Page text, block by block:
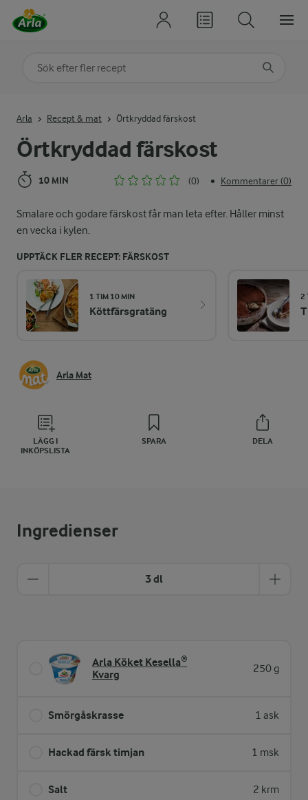
Örtkryddad färskost
10 MIN (0) • Kommentarer (0)
Smalare och godare färskost får man leta efter. Håller minst
en vecka i kylen.
UPPTÄCK FLER RECEPT: FÄRSKOST
1 TIM 10 MIN
Köttfärsgratäng
2
Arla Mat
LÄGG I
INKÖPSLISTA
SPARA DELA
Arla Recept & mat Örtkryddad färskost
Ingredienser
3 dl
Arla Köket Kesella®
Kvarg
250 g
Smörgåskrasse 1 ask
Hackad färsk timjan 1 msk
Salt 2 krm
Sök på kategori eller ingrediens